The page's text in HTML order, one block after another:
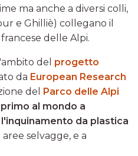
ma anche a diversi colli,
e Ghilliè) collegano il
delle Alpi.
del progetto
da European Research
del Parco delle Alpi
primo al mondo a
da plastica
aree selvagge, e a